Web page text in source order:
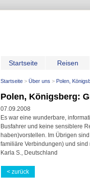
Startseite Reisen
Startseite Über uns Polen,
Polen, Königsberg:
07.09.2008
Es war eine wunderbare,
Busfahrer und keine sensiblere
haben)vorstellen. Im Übrigen
familiäre Verbindungen) und sind
Karla S., Deutschland
< zurück